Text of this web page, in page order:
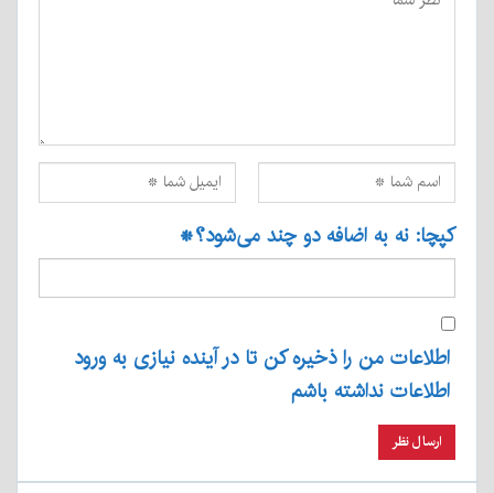
کپچا: نه به اضافه دو چند می‌شود؟*
اطلاعات من را ذخیره کن تا در آینده نیازی به ورود
اطلاعات نداشته باشم